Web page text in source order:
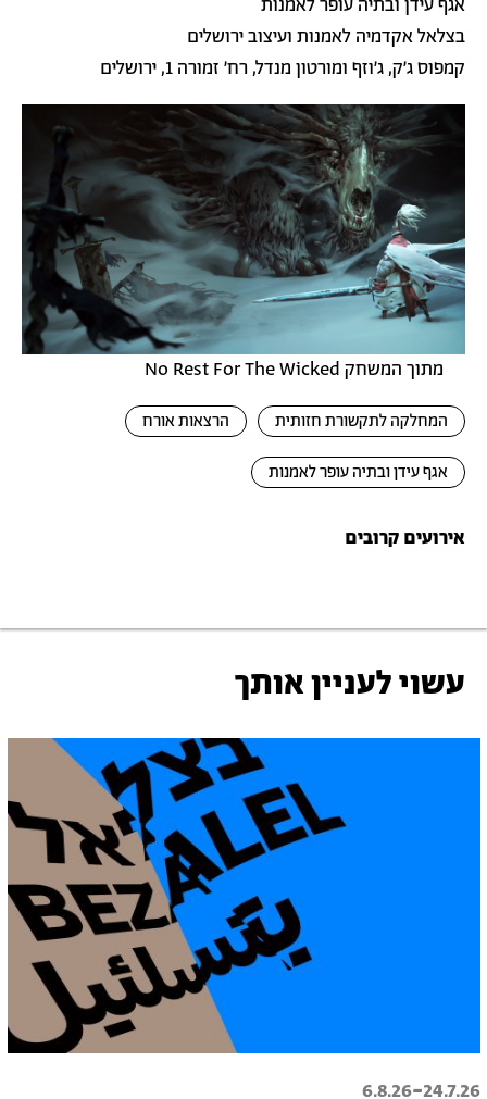
אגף עידן ובתיה עופר לאמנות
בצלאל אקדמיה לאמנות ועיצוב ירושלים
קמפוס ג׳ק, ג׳וזף ומורטון מנדל, רח׳ זמורה 1, ירושלים
תמונה
מתוך המשחק No Rest For The Wicked
המחלקה לתקשורת חזותית הרצאות אורח
אגף עידן ובתיה עופר לאמנות
אירועים קרובים
עשוי לעניין אותך
24.7.26
6.8.26